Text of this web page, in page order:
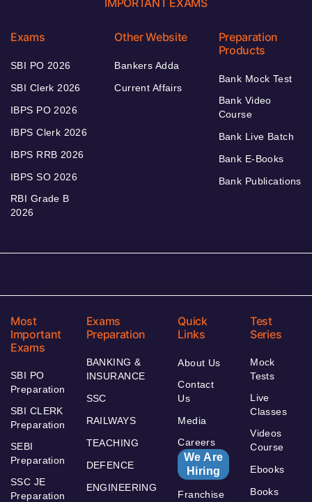
Exams
SBI PO 2026
SBI Clerk 2026
IBPS PO 2026
IBPS Clerk 2026
IBPS RRB 2026
IBPS SO 2026
RBI Grade B
2026
Other Website
Bankers Adda
Current Affairs
Preparation
Products
Bank Mock Test
Bank Video
Course
Bank Live Batch
Bank E-Books
Bank Publications
Most
Important
Exams
SBI PO
Preparation
SBI CLERK
Preparation
SEBI
Preparation
SSC JE
Preparation
Exams
Preparation
BANKING &
INSURANCE
SSC
RAILWAYS
TEACHING
DEFENCE
ENGINEERING
Quick
Links
About Us
Contact
Us
Media
Careers
We Are
Hiring
Franchise
Test
Series
Mock
Tests
Live
Classes
Videos
Course
Ebooks
Books